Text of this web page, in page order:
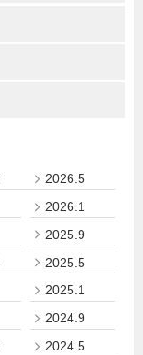
2026.5
2026.1
2025.9
2025.5
2025.1
2024.9
2024.5